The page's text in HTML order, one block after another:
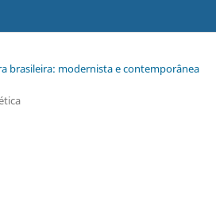
brasileira: modernista e contemporânea